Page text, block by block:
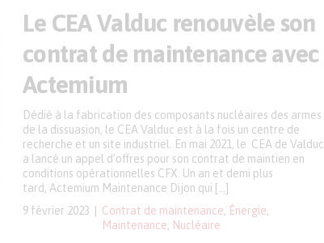
Le CEA Valduc renouvèle son
contrat de maintenance avec
Actemium
9 février 2023 Contrat de maintenance Énergie
Maintenance
Nucléaire
Dédié à la fabrication des composants nucléaires des armes
de la dissuasion, le CEA Valduc est à la fois un centre de
recherche et un site industriel. En mai 2021, le CEA de Valduc
a lancé un appel d’offres pour son contrat de maintien en
conditions opérationnelles CFX. Un an et demi plus
tard, Actemium Maintenance Dijon qui […]